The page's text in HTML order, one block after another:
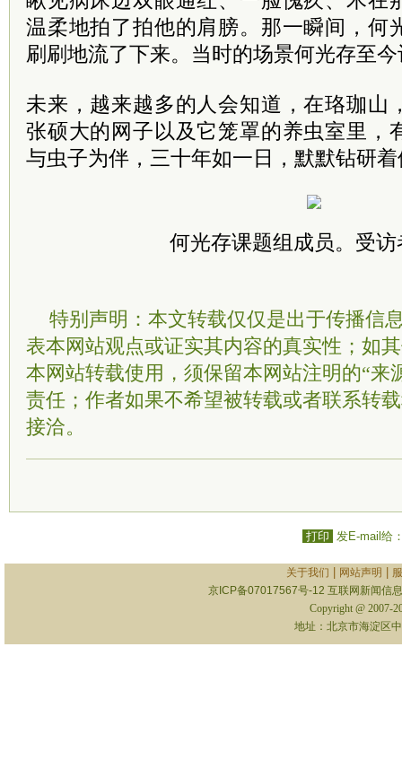
温柔地拍了拍他的肩膀。那一瞬间，何
刷刷地流了下来。当时的场景何光存至
未来，越来越多的人会知道，在珞珈山
张硕大的网子以及它笼罩的养虫室里，
与虫子为伴，三十年如一日，默默钻研着
何光存课题组成员。受访
特别声明：本文转载仅仅是出于传播信
表本网站观点或证实其内容的真实性；如
本网站转载使用，须保留本网站注明的“来
责任；作者如果不希望被转载或者联系转
接洽。
打印 发E-mail给
关于我们 网站声明
京ICP备07017567号-12 互联网新闻信
Copyright @ 2007-
地址：北京市海淀区